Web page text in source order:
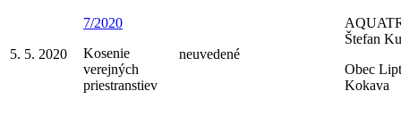
5. 5. 2020
7/2020
Kosenie
verejných
priestranstiev
neuvedené
Štefan
Obec
Kokava